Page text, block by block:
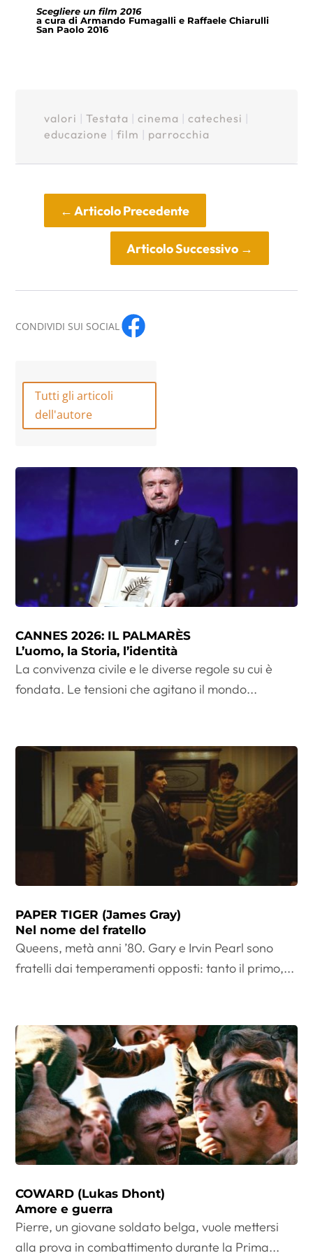
Scegliere un film 2016
a cura di Armando Fumagalli e Raffaele Chiarulli
San Paolo 2016
valori Testata cinema catechesi
educazione
film parrocchia
←Articolo Precedente
Articolo Successivo→
CONDIVIDI SUI SOCIAL
Tutti gli articoli
dell'autore
CANNES 2026: IL PALMARÈS
L’uomo, la Storia, l’identità
La convivenza civile e le diverse regole su cui è
fondata. Le tensioni che agitano il mondo...
PAPER TIGER (James Gray)
Nel nome del fratello
Queens, metà anni ’80. Gary e Irvin Pearl sono
fratelli dai temperamenti opposti: tanto il primo,...
COWARD (Lukas Dhont)
Amore e guerra
Pierre, un giovane soldato belga, vuole mettersi
alla prova in combattimento durante la Prima...